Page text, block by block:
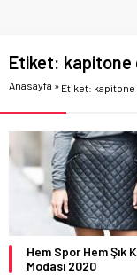
Etiket: kapitone
Anasayfa » Etiket: kapitone
Hem Spor Hem Şık
Modası 2020